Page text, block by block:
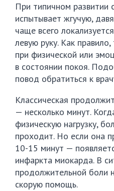
При типичном развитии
испытывает жгучую,
чаще всего
левую руку. Как
при физической или
в состоянии покоя.
повод обратиться к
Классическая
— несколько минут.
физическую нагрузку,
проходит. Но если она
10-15 минут —
инфаркта миокарда. В
продолжительной боли
скорую помощь.